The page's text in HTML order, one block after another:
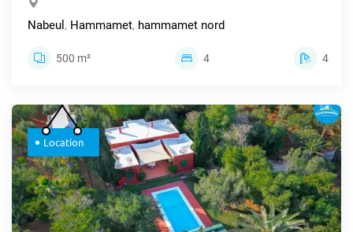
Nabeul , Hammamet, hammamet nord
500 m² 4 4
Location